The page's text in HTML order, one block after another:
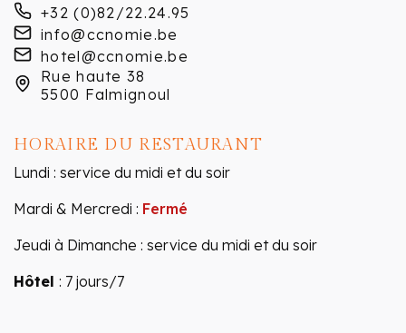
+32 (0)82/22.24.95
info@ccnomie.be
hotel@ccnomie.be
Rue haute 38
5500 Falmignoul
HORAIRE DU RESTAURANT
Lundi : service du midi et du soir
Mardi & Mercredi : Fermé
Jeudi à Dimanche : service du midi et du soir
Hôtel : 7 jours/7